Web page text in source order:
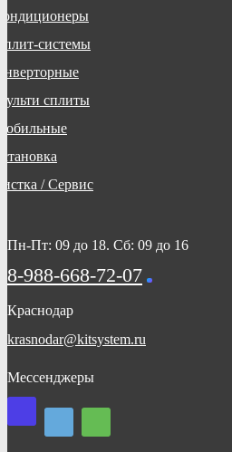
системы
сплиты
/ Сервис
Пн-Пт: 09 до 18. Сб: 09 до 16
8-988-668-72-07
Краснодар
krasnodar@kitsystem.ru
Мессенджеры